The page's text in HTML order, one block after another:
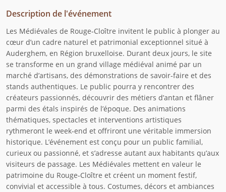
Description de l'événement
Les Médiévales de Rouge‑Cloître invitent le public à plonger au
cœur d’un cadre naturel et patrimonial exceptionnel situé à
Auderghem, en Région bruxelloise. Durant deux jours, le site
se transforme en un grand village médiéval animé par un
marché d’artisans, des démonstrations de savoir‑faire et des
stands authentiques. Le public pourra y rencontrer des
créateurs passionnés, découvrir des métiers d’antan et flâner
parmi des étals inspirés de l’époque. Des animations
thématiques, spectacles et interventions artistiques
rythmeront le week‑end et offriront une véritable immersion
historique. L’événement est conçu pour un public familial,
curieux ou passionné, et s’adresse autant aux habitants qu’aux
visiteurs de passage. Les Médiévales mettent en valeur le
patrimoine du Rouge‑Cloître et créent un moment festif,
convivial et accessible à tous. Costumes, décors et ambiances